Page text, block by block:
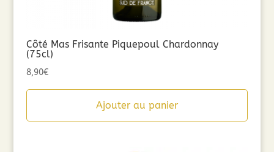
Côté Mas Frisante Piquepoul Chardonnay
(75cl)
8,90€
Ajouter au panier